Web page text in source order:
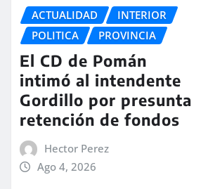
ACTUALIDAD
INTERIOR
POLITICA
PROVINCIA
El CD de Pomán
intimó al intendente
Gordillo por presunta
retención de fondos
Hector Perez
Ago 4, 2026